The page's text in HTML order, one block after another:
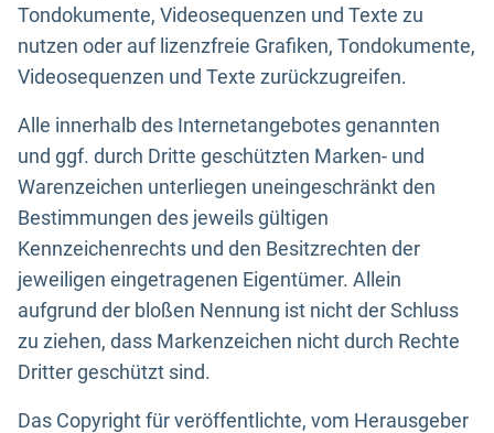
Tondokumente, Videosequenzen und Texte zu
nutzen oder auf lizenzfreie Grafiken, Tondokumente,
Videosequenzen und Texte zurückzugreifen.
Alle innerhalb des Internetangebotes genannten
und ggf. durch Dritte geschützten Marken- und
Warenzeichen unterliegen uneingeschränkt den
Bestimmungen des jeweils gültigen
Kennzeichenrechts und den Besitzrechten der
jeweiligen eingetragenen Eigentümer. Allein
aufgrund der bloßen Nennung ist nicht der Schluss
zu ziehen, dass Markenzeichen nicht durch Rechte
Dritter geschützt sind.
Das Copyright für veröffentlichte, vom Herausgeber